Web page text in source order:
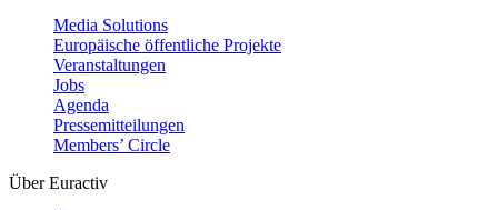
Media Solutions
Europäische öffentliche Projekte
Veranstaltungen
Jobs
Agenda
Pressemitteilungen
Members’ Circle
Über Euractiv